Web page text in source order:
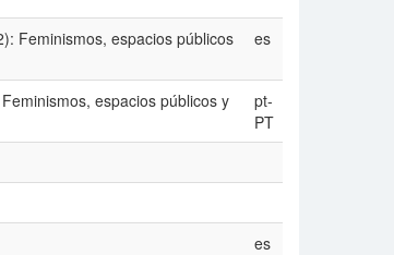
Feminismos, espacios públicos
es
espacios públicos y
pt-
PT
es